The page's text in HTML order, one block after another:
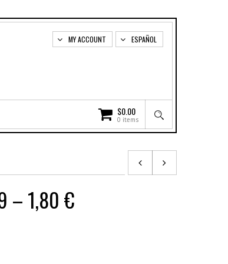
ESPAÑOL
MY ACCOUNT
$0.00
0 items
– 1,80 €